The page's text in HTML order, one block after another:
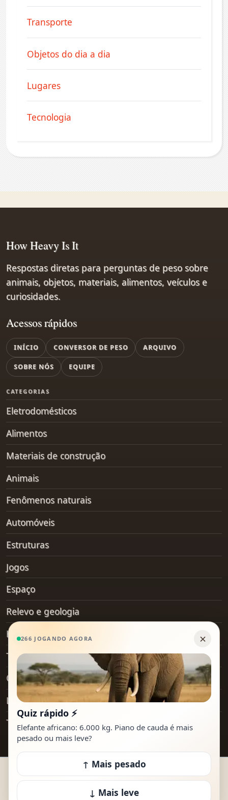
Transporte
Objetos do dia a dia
Lugares
Tecnologia
Acessos rápidos
INÍCIO CONVERSOR DE PESO ARQUIVO
SOBRE NÓS EQUIPE
CATEGORIAS
Eletrodomésticos
Alimentos
Materiais de construção
Animais
Fenômenos naturais
Automóveis
Estruturas
Jogos
Espaço
Relevo e geologia
Hobby
Transporte
Objetos do dia a dia
Lugares
Tecnologia
How Heavy Is It
Respostas diretas para perguntas de peso sobre
animais, objetos, materiais, alimentos, veículos e
curiosidades.
© 2026 How Heavy Is It. Todos os direitos
reservados.